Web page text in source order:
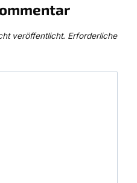
veröffentlicht. Erforderliche